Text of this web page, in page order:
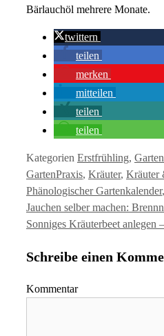
Bärlauchöl mehrere Monate.
twittern
teilen
merken
mitteilen
teilen
teilen
Kategorien Erstfrühling,
GartenPraxis, Kräuter, Kräuter
Phänologischer Gartenkalender,
Jauchen selber machen:
Sonniges Kräuterbeet anlegen
Schreibe einen
Kommentar